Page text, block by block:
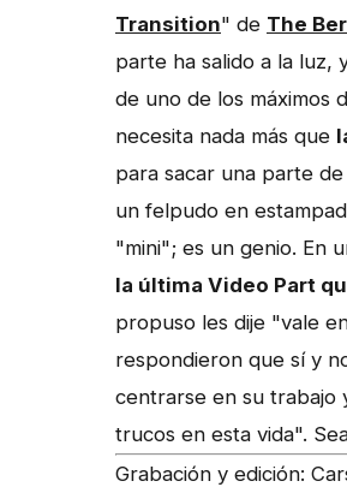
Transition" de The
parte ha salido a la luz,
de uno de los máximos
necesita nada más que
para sacar una parte
un felpudo en
"mini"; es un genio. En
la última Video Part
propuso les dije "vale
respondieron que sí y
centrarse en su trabajo
trucos en esta vida".
Grabación y edición: